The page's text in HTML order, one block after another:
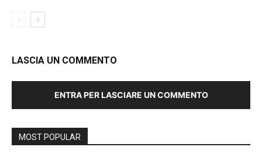
LASCIA UN COMMENTO
ENTRA PER LASCIARE UN COMMENTO
MOST POPULAR